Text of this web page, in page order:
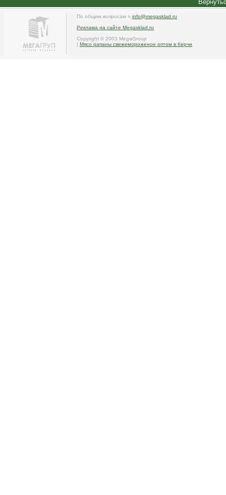
По общим вопросам » info@megasklad.ru
Реклама на сайте Megasklad.ru
Copyright © 2003 MegaGroup
| Мясо рапаны свежемороженое оптом в Керчи